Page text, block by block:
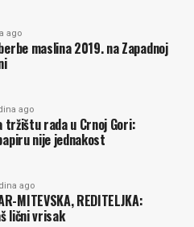
ago
maslina 2019. na Zapadnoj
ago
tržištu rada u Crnoj Gori:
nije jednakost
ago
MITEVSKA, REDITELJKA:
lični vrisak